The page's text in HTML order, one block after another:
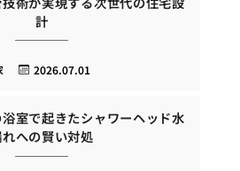
計
2026.07.01
室で起きたシャワーヘッド水
への賢い対処